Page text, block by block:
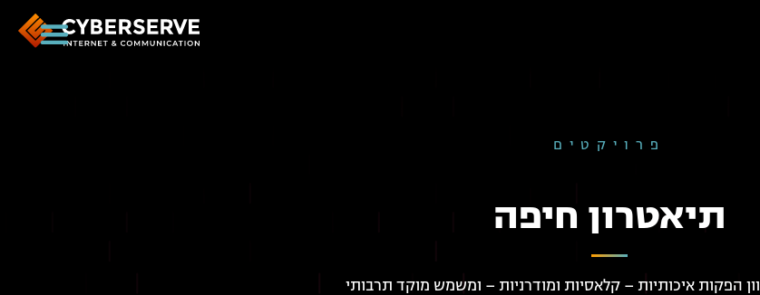
פרויקטים
תיאטרון חיפה
הפקות איכותיות – קלאסיות ומודרניות – ומשמש מוקד תרבותי